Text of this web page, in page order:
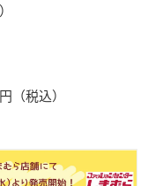
（税込）